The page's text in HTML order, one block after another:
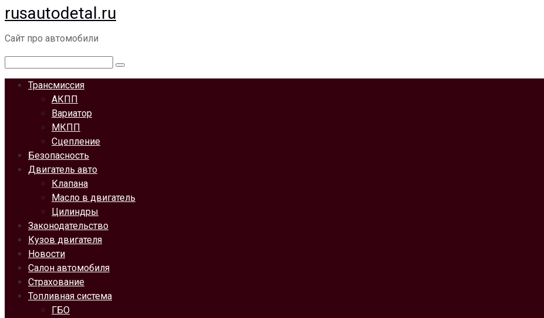
Перейти
к
контенту
rusautodetal.ru
Сайт про автомобили
Трансмиссия
АКПП
Вариатор
МКПП
Сцепление
Безопасность
Двигатель авто
Клапана
Масло в двигатель
Цилиндры
Законодательство
Кузов двигателя
Новости
Салон автомобиля
Страхование
Топливная система
ГБО